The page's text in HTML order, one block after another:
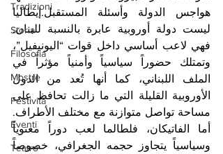
Tradizioni
Storia
Filosofia
Mostre
Festività
Eventi
Teatro
ليست دولة أوروبية عابرة بالنسبة للبنان.
الملف اللبناني، كما أنها تُعد من الدول
الأوروبية القليلة التي ما زالت تحافظ على
أما الفاتيكان، فلطالما لعب دوراً معنوياً
وسياسياً يتجاوز حجمه الجغرافي، خصوصاً